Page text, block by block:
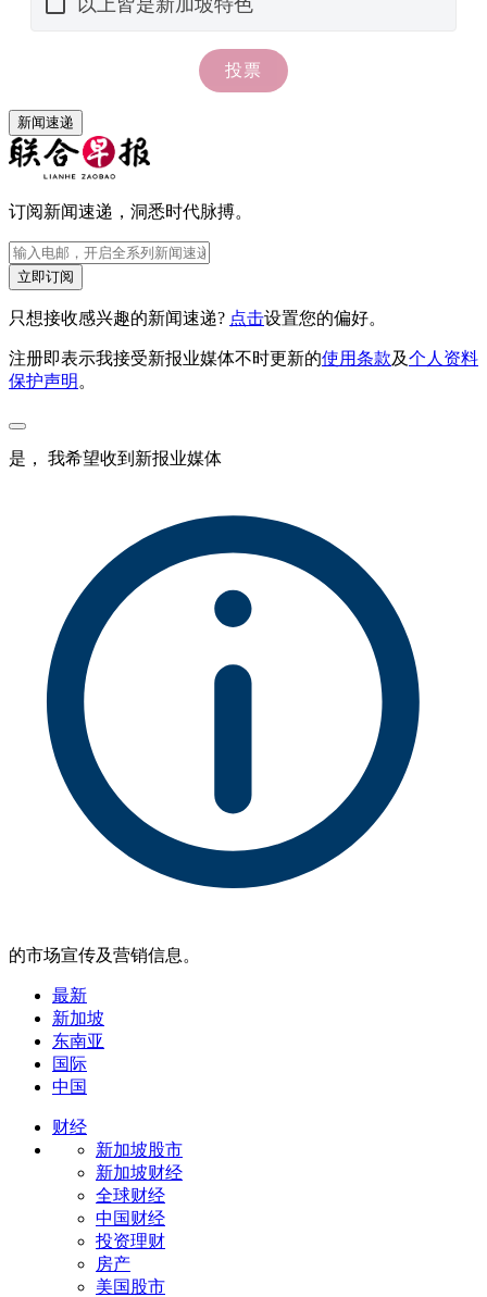
新闻速递
订阅新闻速递，洞悉时代脉搏。
立即订阅
只想接收感兴趣的新闻速递? 点击设置您的偏好。
注册即表示我接受新报业媒体不时更新的使用条款及个人资料
保护声明 。
是， 我希望收到新报业媒体
的市场宣传及营销信息。
最新
新加坡
东南亚
国际
中国
财经
新加坡股市
新加坡财经
全球财经
中国财经
投资理财
房产
美国股市